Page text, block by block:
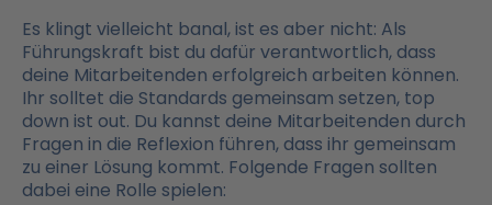
Es klingt vielleicht banal, ist es aber nicht: Als
Führungskraft bist du dafür verantwortlich, dass
deine Mitarbeitenden erfolgreich arbeiten können.
Ihr solltet die Standards gemeinsam setzen, top
down ist out. Du kannst deine Mitarbeitenden durch
Fragen in die Reflexion führen, dass ihr gemeinsam
zu einer Lösung kommt. Folgende Fragen sollten
dabei eine Rolle spielen: